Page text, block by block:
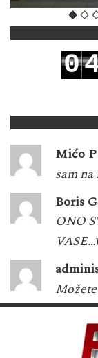
0
Mićo P
sam
Boris
ONO
VASE…